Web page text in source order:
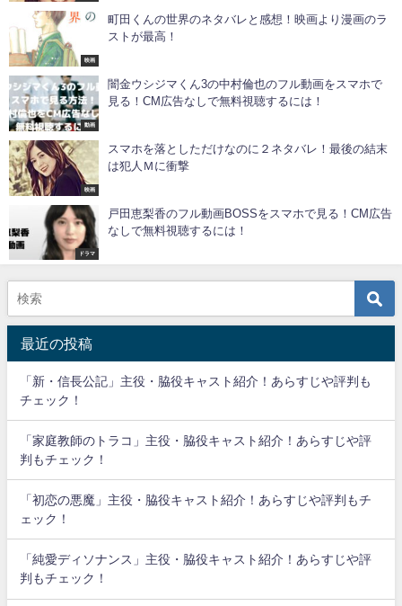
映画
町田くんの世界のネタバレと感想！映画より漫画のラ
ストが最高！
動画
闇金ウシジマくん3の中村倫也のフル動画をスマホで
見る！CM広告なしで無料視聴するには！
映画
スマホを落としただけなのに２ネタバレ！最後の結末
は犯人Ｍに衝撃
ドラマ
戸田恵梨香のフル動画BOSSをスマホで見る！CM広告
なしで無料視聴するには！
最近の投稿
「新・信長公記」主役・脇役キャスト紹介！あらすじや評判も
チェック！
「家庭教師のトラコ」主役・脇役キャスト紹介！あらすじや評
判もチェック！
「初恋の悪魔」主役・脇役キャスト紹介！あらすじや評判もチ
ェック！
「純愛ディソナンス」主役・脇役キャスト紹介！あらすじや評
判もチェック！